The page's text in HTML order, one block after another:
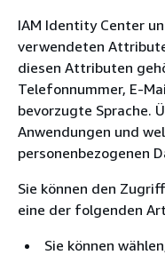
IAM Identity Center
verwendeten
diesen Attributen
Telefonnummer, E-
bevorzugte Sprache.
Anwendungen und
personenbezogenen
Sie können den
eine der folgenden
Sie können